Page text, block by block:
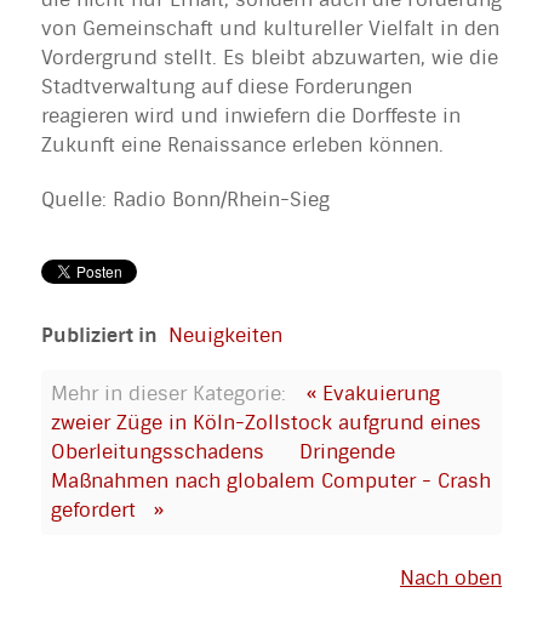
von Gemeinschaft und kultureller Vielfalt in den
Vordergrund stellt. Es bleibt abzuwarten, wie die
Stadtverwaltung auf diese Forderungen
reagieren wird und inwiefern die Dorffeste in
Zukunft eine Renaissance erleben können.
Quelle: Radio Bonn/Rhein-Sieg
Publiziert in Neuigkeiten
Mehr in dieser Kategorie:
« Evakuierung
zweier Züge in Köln-Zollstock aufgrund eines
Oberleitungsschadens
Dringende
Maßnahmen nach globalem Computer - Crash
gefordert »
Nach oben